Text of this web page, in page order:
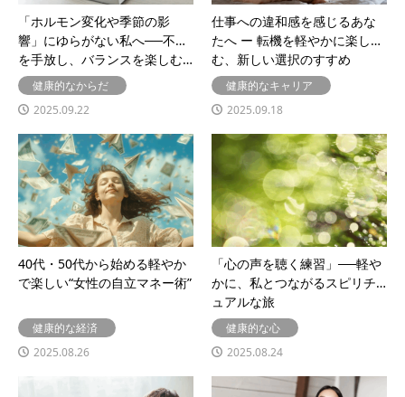
「ホルモン変化や季節の影
響」にゆらがない私へ──不安
を手放し、バランスを楽しむ…
健康的なからだ
2025.09.22
仕事への違和感を感じるあな
たへ ー 転機を軽やかに楽し
む、新しい選択のすすめ
健康的なキャリア
2025.09.18
40代・50代から始める軽やか
で楽しい“女性の自立マネー術”
健康的な経済
2025.08.26
「心の声を聴く練習」──軽や
かに、私とつながるスピリチ
ュアルな旅
健康的な心
2025.08.24